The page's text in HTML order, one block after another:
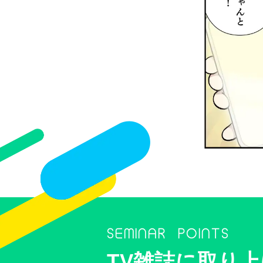
SEMINAR POINTS